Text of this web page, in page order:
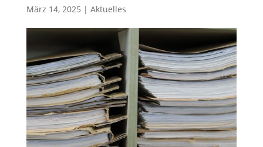
März 14, 2025 | Aktuelles